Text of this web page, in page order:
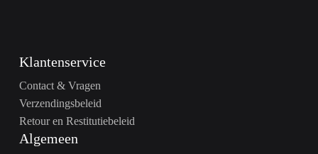
Klantenservice
Contact & Vragen
Verzendingsbeleid
Retour en Restitutiebeleid
Algemeen